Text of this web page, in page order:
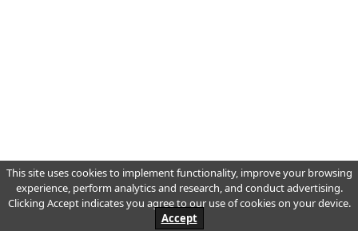
This site uses cookies to implement functionality, improve your browsing
experience, perform analytics and research, and conduct advertising.
Clicking Accept indicates you agree to our use of cookies on your device.
Accept